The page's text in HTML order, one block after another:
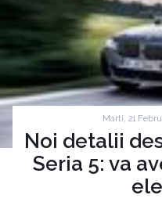
Marti, 21
Noi detalii
Seria 5: va